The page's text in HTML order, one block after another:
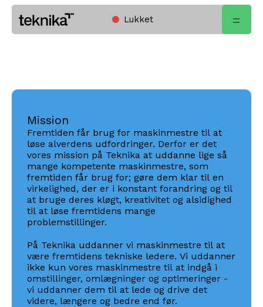
Home Lukket
Open
Mission
Fremtiden får brug for maskinmestre til at
løse alverdens udfordringer. Derfor er det
vores mission på Teknika at uddanne lige så
mange kompetente maskinmestre, som
fremtiden får brug for; gøre dem klar til en
virkelighed, der er i konstant forandring og til
at bruge deres kløgt, kreativitet og alsidighed
til at løse fremtidens mange
problemstillinger.
På Teknika uddanner vi maskinmestre til at
være fremtidens tekniske ledere. Vi uddanner
ikke kun vores maskinmestre til at indgå i
omstillinger, omlægninger og optimeringer -
vi uddanner dem til at lede og drive det
videre, længere og bedre end før.